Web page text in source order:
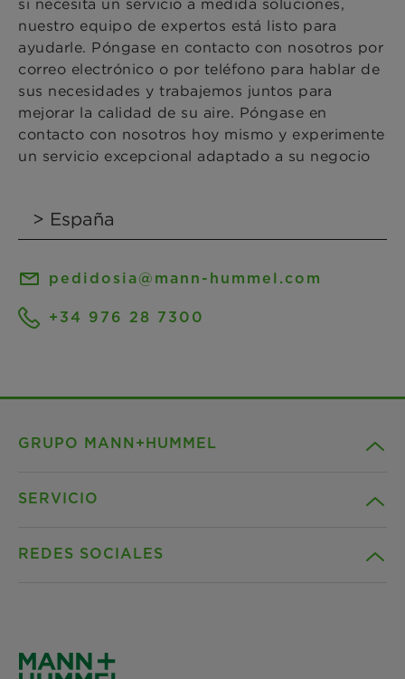
si necesita un servicio a medida soluciones,
nuestro equipo de expertos está listo para
ayudarle. Póngase en contacto con nosotros por
correo electrónico o por teléfono para hablar de
sus necesidades y trabajemos juntos para
mejorar la calidad de su aire. Póngase en
contacto con nosotros hoy mismo y experimente
un servicio excepcional adaptado a su negocio
pedidosia@mann-hummel.com
+34 976 28 7300
GRUPO MANN+HUMMEL
Noticias & Prensa
SERVICIO
Política de privacidad
REDES SOCIALES